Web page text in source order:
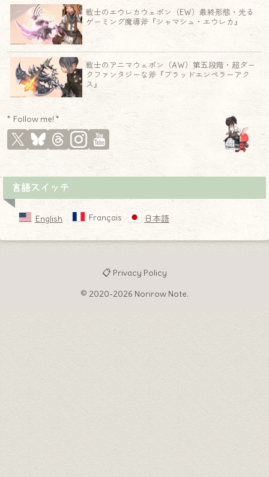
戦士のエウレカウェポン（EW）最終形態・光る
ゲーミング魔導斧『シャマシュ・エウレカ』
戦士のアニマウェポン（AW）第五段階・超ダー
クファンタジーな斧『ブラッドエンペラーアク
ス』
* Follow me! *
言語スイッチ
English Français 日本語
📋 Privacy Policy
© 2020-2026 Norirow Note.